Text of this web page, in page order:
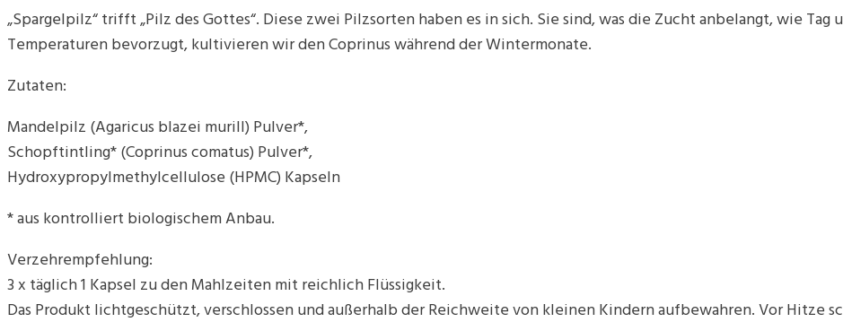
„Spargelpilz“ trifft „Pilz des Gottes“. Diese zwei Pilzsorten haben es in sich. Sie sind, was die Zucht anbelangt, wie Tag
Temperaturen bevorzugt, kultivieren wir den Coprinus während der Wintermonate.
Zutaten:
Mandelpilz (Agaricus blazei murill) Pulver*,
Schopftintling* (Coprinus comatus) Pulver*,
Hydroxypropylmethylcellulose (HPMC) Kapseln
* aus kontrolliert biologischem Anbau.
Verzehrempfehlung:
3 x täglich 1 Kapsel zu den Mahlzeiten mit reichlich Flüssigkeit.
Das Produkt lichtgeschützt, verschlossen und außerhalb der Reichweite von kleinen Kindern aufbewahren. Vor Hitze